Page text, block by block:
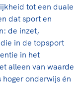
tot een duale
dat sport en
de inzet,
in de topsport
in het
alleen van waarde
onderwijs én